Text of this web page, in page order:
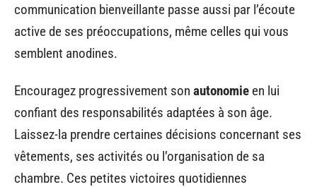
communication bienveillante passe aussi par l’écoute
active de ses préoccupations, même celles qui vous
semblent anodines.
Encouragez progressivement son autonomie en lui
confiant des responsabilités adaptées à son âge.
Laissez-la prendre certaines décisions concernant ses
vêtements, ses activités ou l’organisation de sa
chambre. Ces petites victoires quotidiennes